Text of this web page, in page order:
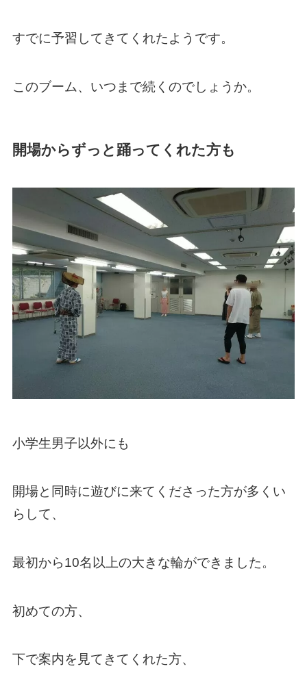
すでに予習してきてくれたようです。
このブーム、いつまで続くのでしょうか。
開場からずっと踊ってくれた方も
小学生男子以外にも
開場と同時に遊びに来てくださった方が多くい
らして、
最初から10名以上の大きな輪ができました。
初めての方、
下で案内を見てきてくれた方、